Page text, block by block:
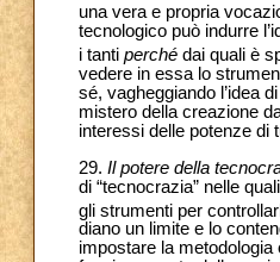
una vera e propria
tecnologico può indurre
i tanti perché dai quali è
vedere in essa lo
sé, vagheggiando l’idea
mistero della creazione
interessi delle potenze di
29. Il potere della
di “tecnocrazia” nelle
gli strumenti per
diano un limite e lo
impostare la